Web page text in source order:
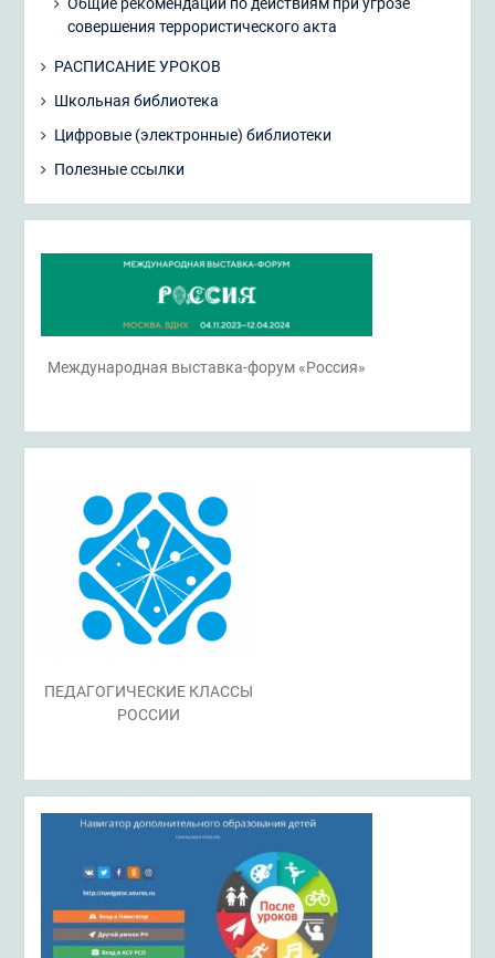
Общие рекомендации по действиям при угрозе
совершения террористического акта
РАСПИСАНИЕ УРОКОВ
Школьная библиотека
Цифровые (электронные) библиотеки
Полезные ссылки
Международная выставка-форум «Россия»
ПЕДАГОГИЧЕСКИЕ КЛАССЫ
РОССИИ